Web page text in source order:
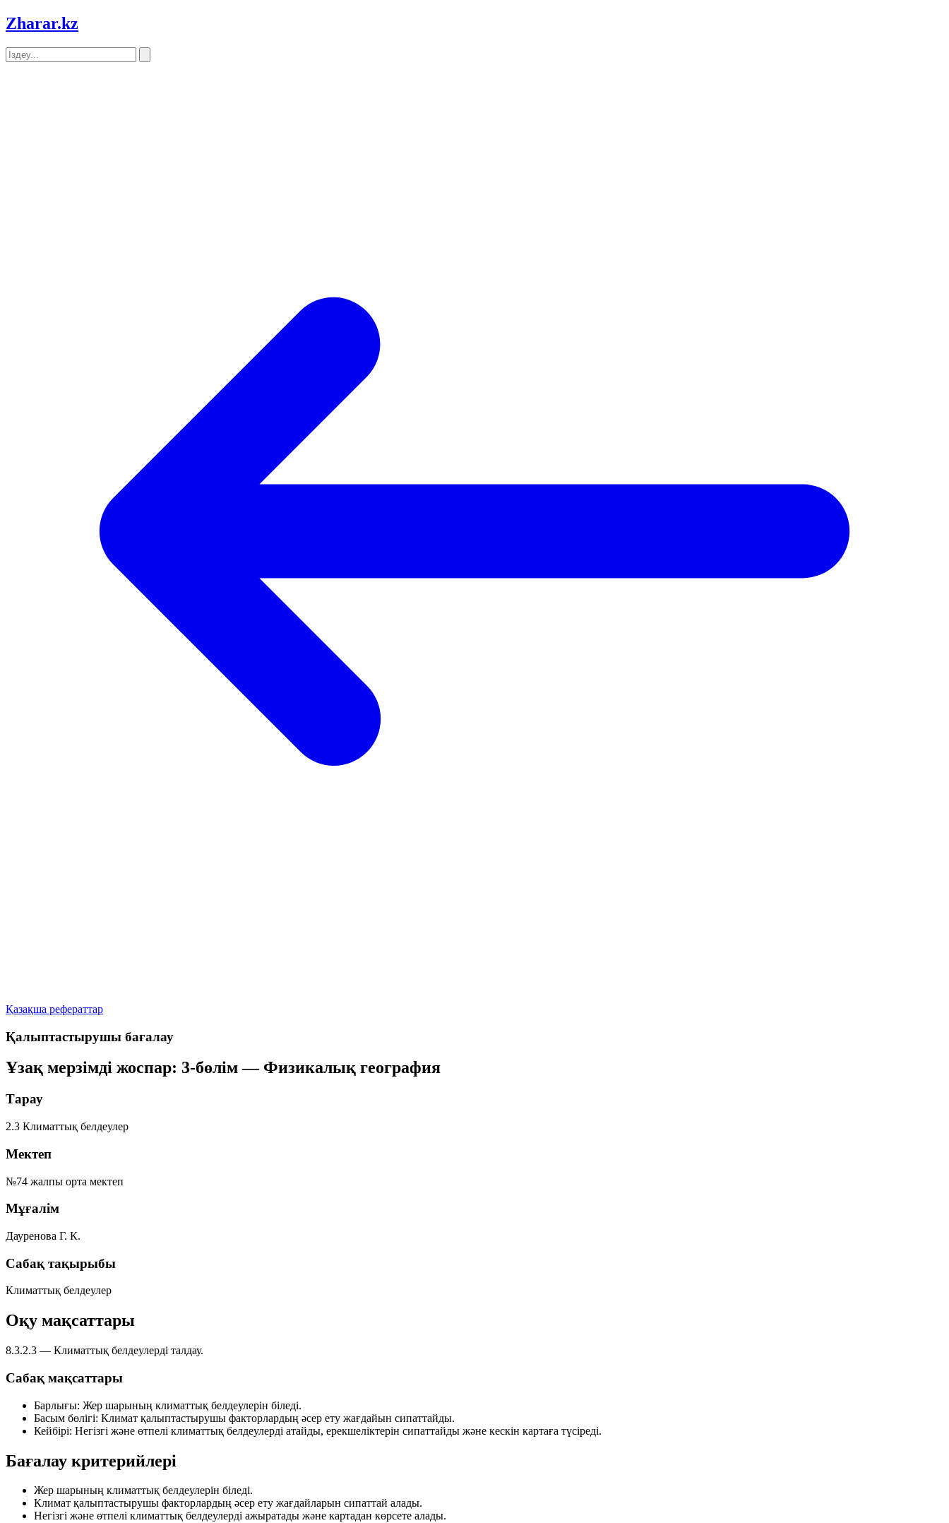
Zharar.kz
Қазақша рефераттар
Қалыптастырушы бағалау
Ұзақ мерзімді жоспар: 3-бөлім — Физикалық география
Тарау
2.3 Климаттық белдеулер
Мектеп
№74 жалпы орта мектеп
Мұғалім
Дауренова Г. К.
Сабақ тақырыбы
Климаттық белдеулер
Оқу мақсаттары
8.3.2.3 — Климаттық белдеулерді талдау.
Сабақ мақсаттары
Барлығы: Жер шарының климаттық белдеулерін біледі.
Басым бөлігі: Климат қалыптастырушы факторлардың әсер ету жағдайын сипаттайды.
Кейбірі: Негізгі және өтпелі климаттық белдеулерді атайды, ерекшеліктерін сипаттайды және кескін картаға түсіреді.
Бағалау критерийлері
Жер шарының климаттық белдеулерін біледі.
Климат қалыптастырушы факторлардың әсер ету жағдайларын сипаттай алады.
Негізгі және өтпелі климаттық белдеулерді ажыратады және картадан көрсете алады.